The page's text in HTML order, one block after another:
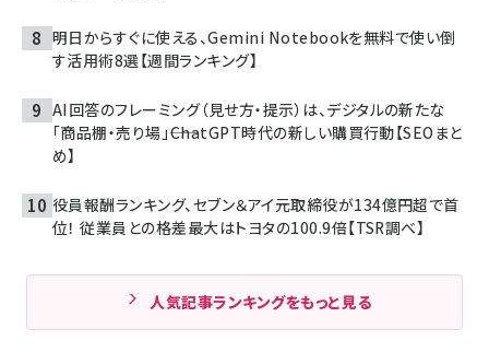
明日からすぐに使える、Gemini Notebookを無料で使い倒
す活用術8選【週間ランキング】
AI回答のフレーミング（見せ方・提示）は、デジタルの新たな
「商品棚・売り場」――ChatGPT時代の新しい購買行動【SEOまと
め】
役員報酬ランキング、セブン＆アイ元取締役が134億円超で首
位！ 従業員との格差最大はトヨタの100.9倍【TSR調べ】
人気記事ランキングをもっと見る